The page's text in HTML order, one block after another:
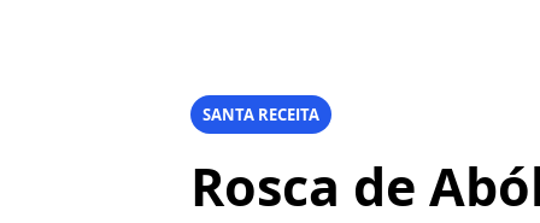
SANTA RECEITA
Rosca de